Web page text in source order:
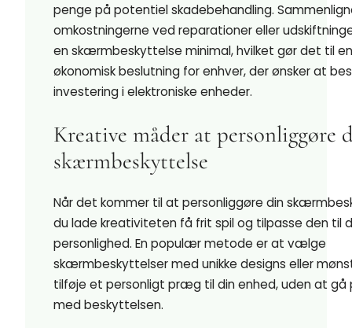
penge på potentiel skadebehandling.
omkostningerne ved reparationer eller
en skærmbeskyttelse minimal, hvilket gør det til
økonomisk beslutning for enhver, der ønsker at
investering i elektroniske enheder.
Kreative måder at personliggøre
skærmbeskyttelse
Når det kommer til at personliggøre din
du lade kreativiteten få frit spil og tilpasse den til
personlighed. En populær metode er at vælge
skærmbeskyttelser med unikke designs eller
tilføje et personligt præg til din enhed, uden at gå
med beskyttelsen.